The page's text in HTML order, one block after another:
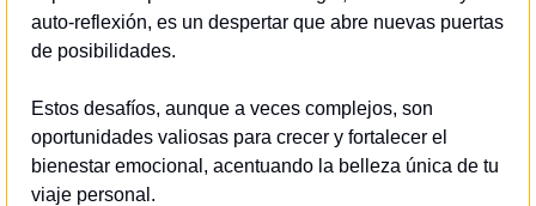
auto-reflexión, es un despertar que abre nuevas puertas
de posibilidades.
Estos desafíos, aunque a veces complejos, son
oportunidades valiosas para crecer y fortalecer el
bienestar emocional, acentuando la belleza única de tu
viaje personal.